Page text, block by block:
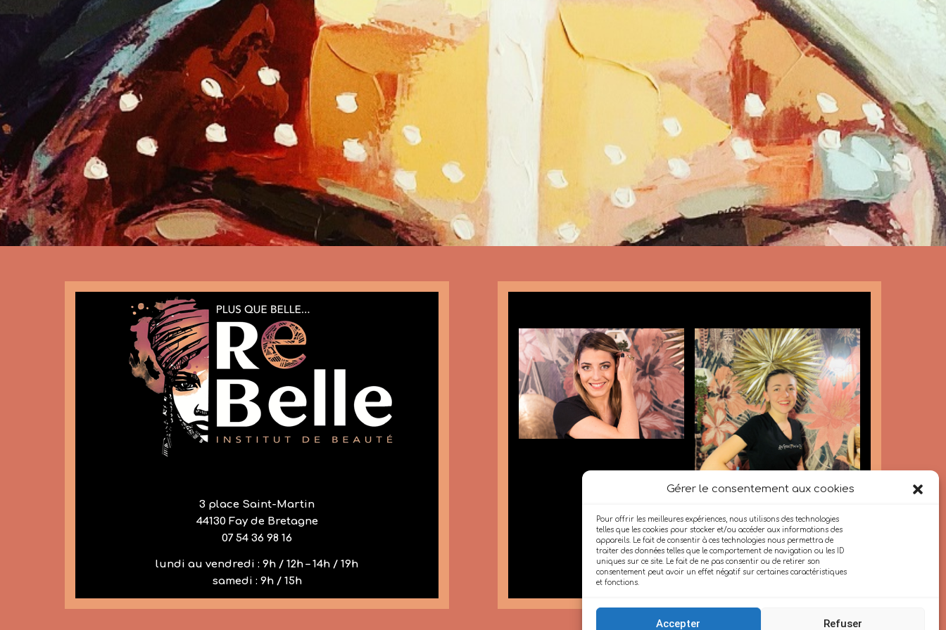
Gérer le consentement aux cookies
Pour offrir les meilleures expériences, nous utilisons des technologies
telles que les cookies pour stocker et/ou accéder aux informations des
appareils. Le fait de consentir à ces technologies nous permettra de
traiter des données telles que le comportement de navigation ou les ID
uniques sur ce site. Le fait de ne pas consentir ou de retirer son
consentement peut avoir un effet négatif sur certaines caractéristiques
et fonctions.
Accepter Refuser
3 place Saint-Martin
44130 Fay de Bretagne
07 54 36 98 16
lundi au vendredi : 9h / 12h – 14h / 19h
samedi : 9h / 15h
Charlène - Gérante
responsable
Justine - prothésiste
ongulaire